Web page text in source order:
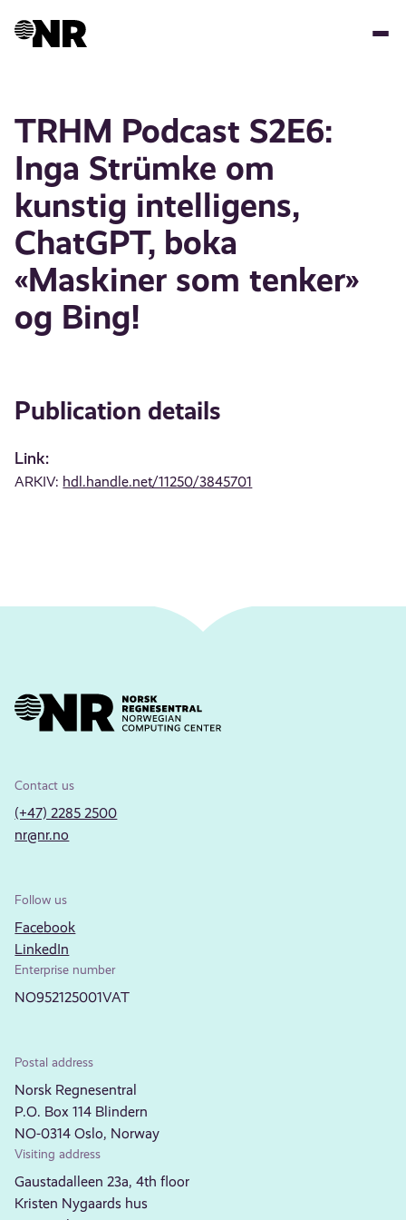
TRHM Podcast S2E6:
Inga Strümke om
kunstig intelligens,
ChatGPT, boka
«Maskiner som tenker»
og Bing!
Publication details
Link:
ARKIV: hdl.handle.net/11250/3845701
Contact us
(+47) 2285 2500
nr@nr.no
Follow us
Facebook
LinkedIn
Enterprise number
NO952125001VAT
Postal address
Norsk Regnesentral
P.O. Box 114 Blindern
NO-0314 Oslo, Norway
Visiting address
Gaustadalleen 23a, 4th floor
Kristen Nygaards hus